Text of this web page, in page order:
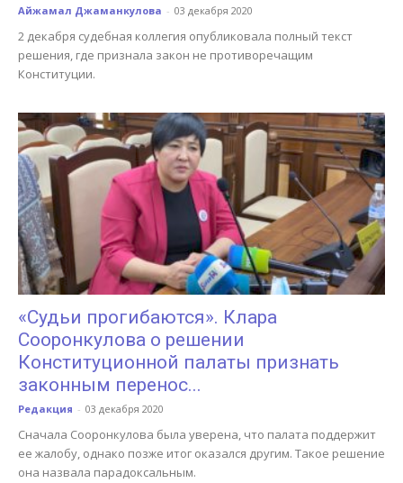
Айжамал Джаманкулова - 03 декабря 2020
2 декабря судебная коллегия опубликовала полный текст
решения, где признала закон не противоречащим
Конституции.
«Судьи прогибаются». Клара
Сооронкулова о решении
Конституционной палаты признать
законным перенос...
Редакция - 03 декабря 2020
Сначала Сооронкулова была уверена, что палата поддержит
ее жалобу, однако позже итог оказался другим. Такое решение
она назвала парадоксальным.